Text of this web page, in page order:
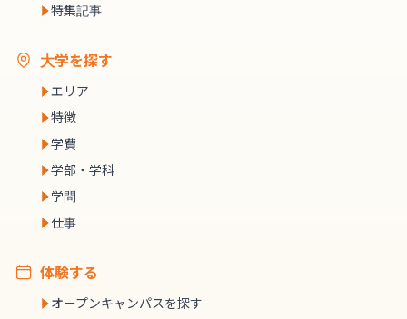
特集記事
大学を探す
エリア
特徴
学費
学部・学科
学問
仕事
体験する
オープンキャンパスを探す